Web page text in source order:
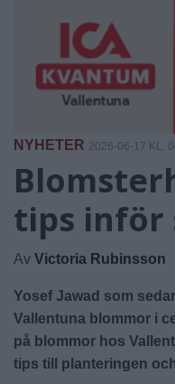
NYHETER 2026-06-17 KL.
tips inför
Av Victoria Rubinsson
Yosef Jawad som
Vallentuna blommor i
på blommor hos
tips till planteringen